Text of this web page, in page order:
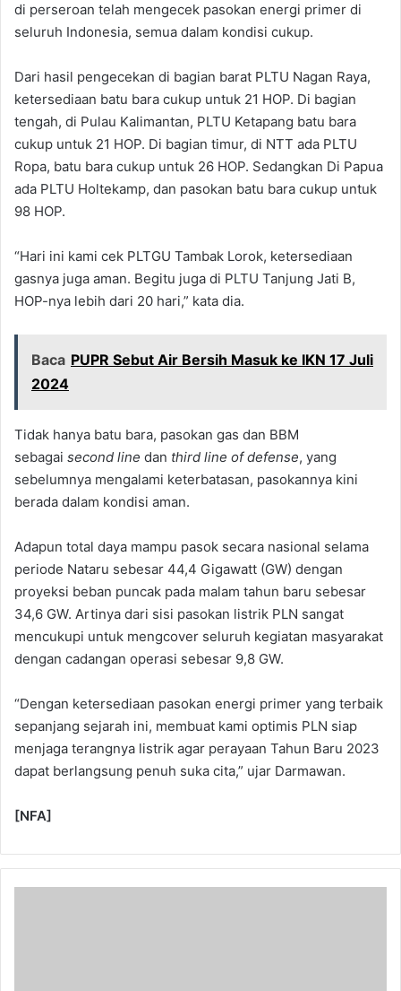
di perseroan telah mengecek pasokan energi primer di
seluruh Indonesia, semua dalam kondisi cukup.
Dari hasil pengecekan di bagian barat PLTU Nagan Raya,
ketersediaan batu bara cukup untuk 21 HOP. Di bagian
tengah, di Pulau Kalimantan, PLTU Ketapang batu bara
cukup untuk 21 HOP. Di bagian timur, di NTT ada PLTU
Ropa, batu bara cukup untuk 26 HOP. Sedangkan Di Papua
ada PLTU Holtekamp, dan pasokan batu bara cukup untuk
98 HOP.
“Hari ini kami cek PLTGU Tambak Lorok, ketersediaan
gasnya juga aman. Begitu juga di PLTU Tanjung Jati B,
HOP-nya lebih dari 20 hari,” kata dia.
Baca PUPR Sebut Air Bersih Masuk ke IKN 17 Juli
2024
Tidak hanya batu bara, pasokan gas dan BBM
sebagai second line dan third line of defense, yang
sebelumnya mengalami keterbatasan, pasokannya kini
berada dalam kondisi aman.
Adapun total daya mampu pasok secara nasional selama
periode Nataru sebesar 44,4 Gigawatt (GW) dengan
proyeksi beban puncak pada malam tahun baru sebesar
34,6 GW. Artinya dari sisi pasokan listrik PLN sangat
mencukupi untuk mengcover seluruh kegiatan masyarakat
dengan cadangan operasi sebesar 9,8 GW.
“Dengan ketersediaan pasokan energi primer yang terbaik
sepanjang sejarah ini, membuat kami optimis PLN siap
menjaga terangnya listrik agar perayaan Tahun Baru 2023
dapat berlangsung penuh suka cita,” ujar Darmawan.
[NFA]